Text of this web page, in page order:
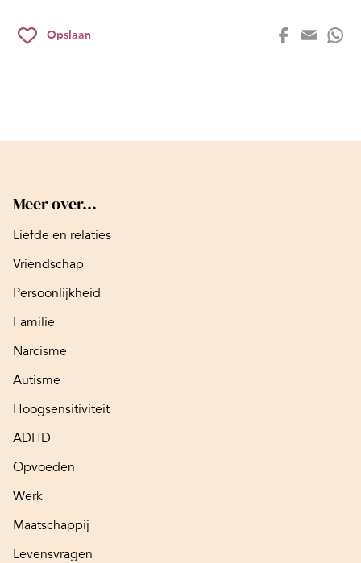
Opslaan
Meer over...
Liefde en relaties
Vriendschap
Persoonlijkheid
Familie
Narcisme
Autisme
Hoogsensitiviteit
ADHD
Opvoeden
Werk
Maatschappij
Levensvragen